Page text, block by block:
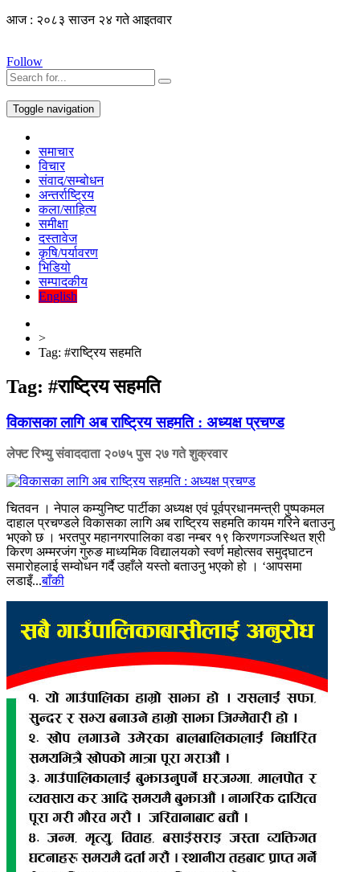
आज : २०८३ साउन २४ गते आइतवार
Follow
Toggle navigation
समाचार
विचार
संवाद/सम्बोधन
अन्तर्राष्ट्रिय
कला/साहित्य
समीक्षा
दस्तावेज
कृषि/पर्यावरण
भिडियो
सम्पादकीय
English
>
Tag: #राष्ट्रिय सहमति
Tag: #राष्ट्रिय सहमति
विकासका लागि अब राष्ट्रिय सहमति : अध्यक्ष प्रचण्ड
लेफ्ट रिभ्यु संवाददाता २०७५ पुस २७ गते शुक्रवार
चितवन । नेपाल कम्युनिष्ट पार्टीका अध्यक्ष एवं पूर्वप्रधानमन्त्री पुष्पकमल
दाहाल प्रचण्डले विकासका लागि अब राष्ट्रिय सहमति कायम गरिने बताउनु
भएको छ । भरतपुर महानगरपालिका वडा नम्बर १९ किरणगञ्जस्थित श्री
किरण अम्मरजंग गुरुङ माध्यमिक विद्यालयको स्वर्ण महोत्सव समुद्घाटन
समारोहलाई सम्वोधन गर्दै उहाँले यस्तो बताउनु भएको हो । ‘आपसमा
लडाइँ...बाँकी